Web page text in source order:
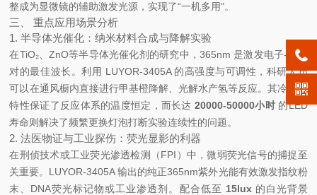
整成为显微镜的辅助激发光源，实现了“一机多用"。
三、 重点应用场景分析
1. 半导体光催化：纳米材料合成与降解实验
在TiO₂、ZnO等半导体光催化剂的研究中，365nm 是激发电子-空穴
对的最佳波长。利用 LUYOR-3405A 的高强度与可调性，科研人员
可以在通风橱内直接进行甲基橙降解、光解水产氢等反应。其冷光源
特性保证了反应体系的温度恒定，而长达20000-50000小时的LED
寿命则解决了频繁更换灯泡打断实验连续性的问题。
2. 法医物证与工业探伤：荧光显影的利器
在刑侦技术或工业荧光渗透检测（FPI）中，微弱荧光信号的捕捉至
关重要。LUYOR-3405A 输出的纯正365nm紫外光能有效激发指纹粉
末、DNA荧光标记物或工业渗透剂。配合低至 15lux的白光背景